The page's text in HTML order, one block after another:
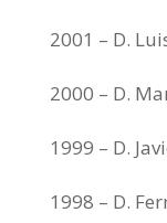
2001 – D.
2000 – D.
1999 – D.
1998 – D.